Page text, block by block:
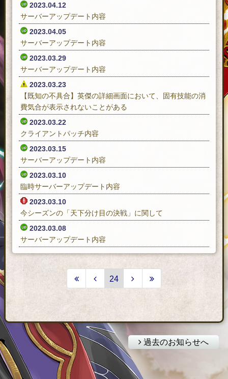
2023.04.12
サーバーアップデート内容
2023.04.05
サーバーアップデート内容
2023.03.29
サーバーアップデート内容
2023.03.23
【既知の不具合】英傑の詳細画面において、固有技能の消
費気合が表示されないことがある
2023.03.22
クライアントパッチ内容
2023.03.15
サーバーアップデート内容
2023.03.10
臨時サーバーアップデート内容
2023.03.10
今シーズンの「天下分け目の決戦」に関して
2023.03.08
サーバーアップデート内容
24
過去のお知らせへ